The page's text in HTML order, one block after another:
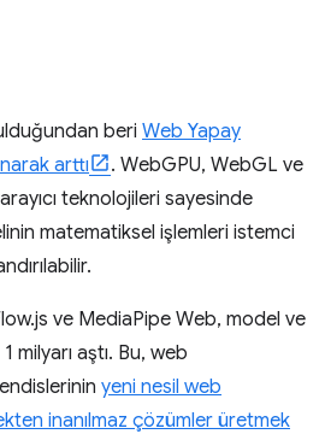
beri Web Yapay
arttı
. WebGPU, WebGL ve
teknolojileri sayesinde
matematiksel işlemleri istemci
ve MediaPipe Web, model ve
milyarı aştı. Bu, web
yeni nesil web
inanılmaz çözümler üretmek